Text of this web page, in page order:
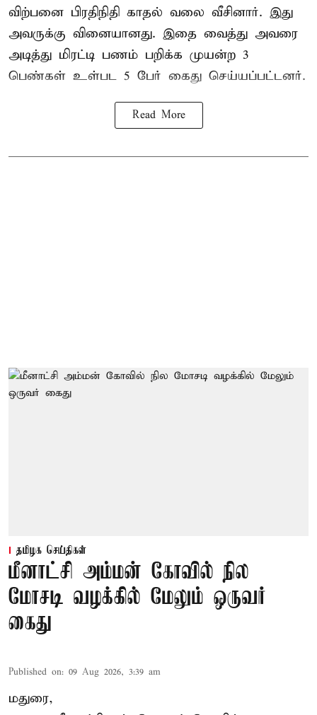
விற்பனை பிரதிநிதி காதல் வலை வீசினார். இது
அவருக்கு வினையானது. இதை வைத்து அவரை
அடித்து மிரட்டி பணம் பறிக்க முயன்ற 3
பெண்கள் உள்பட 5 பேர் கைது செய்யப்பட்டனர்.
Read More
தமிழக செய்திகள்
மீனாட்சி அம்மன் கோவில் நில
மோசடி வழக்கில் மேலும் ஒருவர்
கைது
Published on: 09 Aug 2026, 3:39 am
மதுரை,